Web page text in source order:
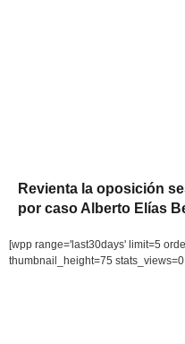
Revienta la oposición
por caso Alberto Elías
[wpp range='last30days' limit=5
thumbnail_height=75